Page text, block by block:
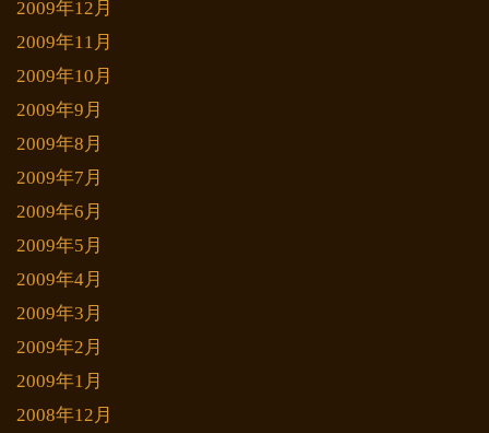
2009年12月
2009年11月
2009年10月
2009年9月
2009年8月
2009年7月
2009年6月
2009年5月
2009年4月
2009年3月
2009年2月
2009年1月
2008年12月